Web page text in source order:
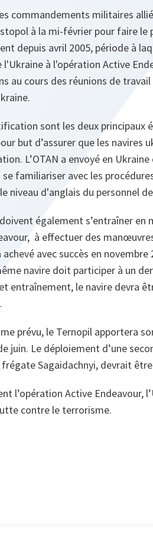
commandements militaires
à la mi-février pour faire le
depuis avril 2005, période à
l'Ukraine à l'opération Active
au cours des réunions de
sont les deux principaux
but d’assurer que les navires
L’OTAN a envoyé en
familiariser avec les
niveau d'anglais du personnel
également s’entraîner en
à effectuer des
achevé avec succès en
navire doit participer à un
entraînement, le navire devra
prévu, le Ternopil apportera
juin. Le déploiement d’une
frégateSagaidachnyi, devrait
l’opération Active Endeavour,
contre le terrorisme.